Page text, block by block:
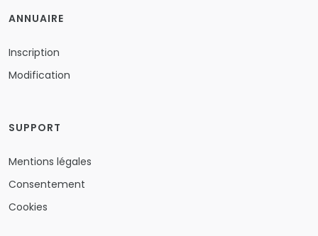
ANNUAIRE
Inscription
Modification
SUPPORT
Mentions légales
Consentement
Cookies